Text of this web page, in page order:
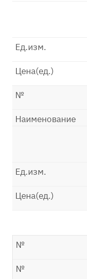
Ед.изм.
Цена(ед.)
№
Наименование
Ед.изм.
Цена(ед.)
№
№